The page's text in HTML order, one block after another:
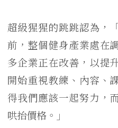
超級猩猩的跳跳認為，
前，整個健身產業處在
多企業正在改善，以提
開始重視教練、內容、
得我們應該一起努力，
哄抬價格。」